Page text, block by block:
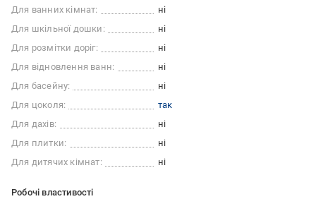
Для ванних кімнат:
ні
Для шкільної дошки:
ні
Для розмітки доріг:
ні
Для відновлення ванн:
ні
Для басейну:
ні
Для цоколя:
так
Для дахів:
ні
Для плитки:
ні
Для дитячих кімнат:
ні
Робочі властивості